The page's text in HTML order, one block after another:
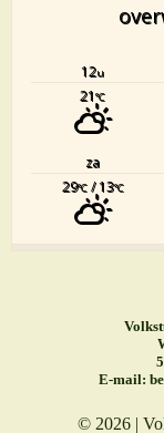
12u
21°C
za
29°C/ 13°C
E-mail:
© 2026 |